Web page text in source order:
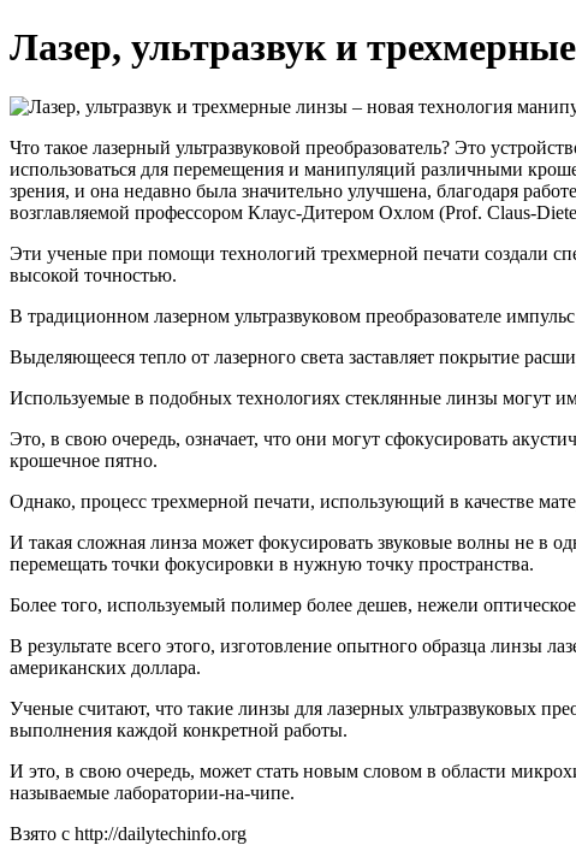
Лазер, ультразвук и
Что такое лазерный ультразвуковой преобразователь? Это
использоваться для перемещения и манипуляций различными
зрения, и она недавно была значительно улучшена, благодаря
возглавляемой профессором Клаус-Дитером Охлом (Prof. Claus-
Эти ученые при помощи технологий трехмерной печати создали
высокой точностью.
В традиционном лазерном ультразвуковом преобразователе
Выделяющееся тепло от лазерного света заставляет покрытие
Используемые в подобных технологиях стеклянные линзы могут
Это, в свою очередь, означает, что они могут сфокусировать
крошечное пятно.
Однако, процесс трехмерной печати, использующий в качестве
И такая сложная линза может фокусировать звуковые волны не в
перемещать точки фокусировки в нужную точку пространства.
Более того, используемый полимер более дешев, нежели
В результате всего этого, изготовление опытного образца линзы
американских доллара.
Ученые считают, что такие линзы для лазерных ультразвуковых
выполнения каждой конкретной работы.
И это, в свою очередь, может стать новым словом в области
называемые лаборатории-на-чипе.
Взято с http://dailytechinfo.org